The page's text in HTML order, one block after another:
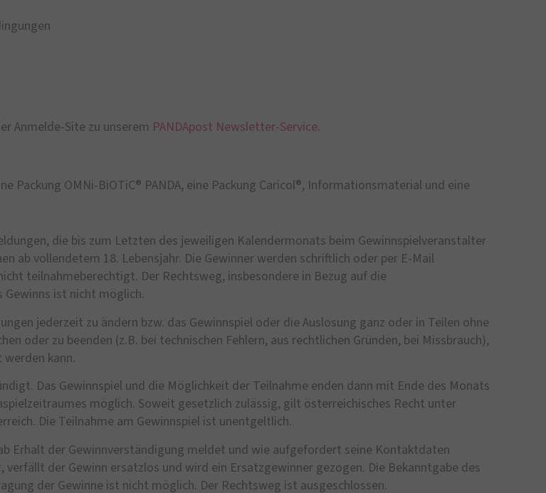
Anmelde-Site zu unserem PANDApost Newsletter-Service.
Packung OMNi-BiOTiC® PANDA, eine Packung Caricol®, Informationsmaterial und eine
die bis zum Letzten des jeweiligen Kalendermonats beim Gewinnspielveranstalter
ab vollendetem 18. Lebensjahr. Die Gewinner werden schriftlich oder per E-Mail
teilnahmeberechtigt. Der Rechtsweg, insbesondere in Bezug auf die
ist nicht möglich.
jederzeit zu ändern bzw. das Gewinnspiel oder die Auslosung ganz oder in Teilen ohne
oder zu beenden (z.B. bei technischen Fehlern, aus rechtlichen Gründen, bei Missbrauch),
kann.
Das Gewinnspiel und die Möglichkeit der Teilnahme enden dann mit Ende des Monats
möglich. Soweit gesetzlich zulässig, gilt österreichisches Recht unter
Die Teilnahme am Gewinnspiel ist unentgeltlich.
Erhalt der Gewinnverständigung meldet und wie aufgefordert seine Kontaktdaten
der Gewinn ersatzlos und wird ein Ersatzgewinner gezogen. Die Bekanntgabe des
der Gewinne ist nicht möglich. Der Rechtsweg ist ausgeschlossen.